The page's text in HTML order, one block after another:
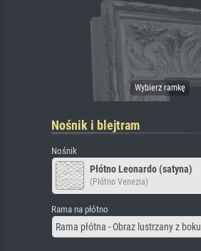
Nośnik i blejtram
Nośnik
Płótno Leonardo (satyna)
(Płótno Venezia)
Rama na płótno
Rama płótna - Obraz lustrzany z boku